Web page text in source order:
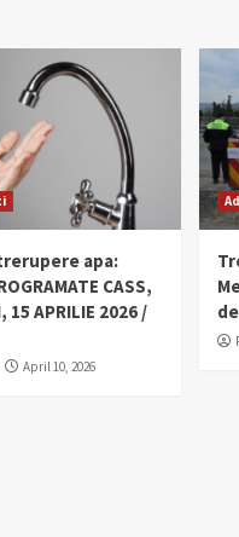
apa:
CASS,
15 APRILIE 2026 /
April 10, 2026